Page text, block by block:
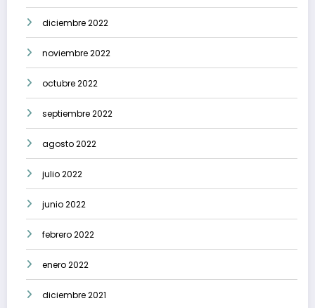
diciembre 2022
noviembre 2022
octubre 2022
septiembre 2022
agosto 2022
julio 2022
junio 2022
febrero 2022
enero 2022
diciembre 2021